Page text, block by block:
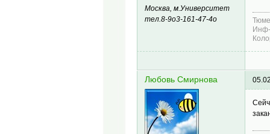
Москва, м.Университет
тел.8-9о3-161-47-4о
Любовь Смирнова